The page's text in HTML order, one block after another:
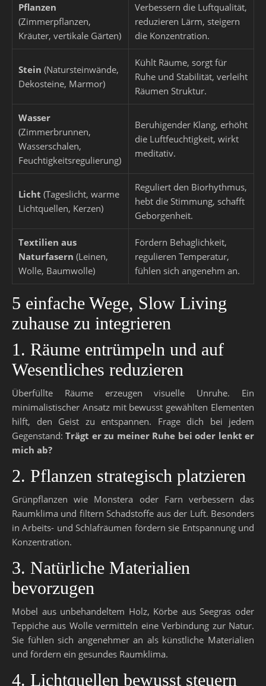
Pflanzen
(Zimmerpflanzen,
Kräuter, vertikale Gärten)
Verbessern die Luftqualität,
reduzieren Lärm, steigern
die Konzentration.
Stein (Natursteinwände,
Dekosteine, Marmor)
Kühlt Räume, sorgt für
Ruhe und Stabilität, verleiht
Räumen Struktur.
Wasser
(Zimmerbrunnen,
Wasserschalen,
Feuchtigkeitsregulierung)
Beruhigender Klang, erhöht
die Luftfeuchtigkeit, wirkt
meditativ.
Licht (Tageslicht, warme
Lichtquellen, Kerzen)
Reguliert den Biorhythmus,
hebt die Stimmung, schafft
Geborgenheit.
Textilien aus
Naturfasern (Leinen,
Wolle, Baumwolle)
Fördern Behaglichkeit,
regulieren Temperatur,
fühlen sich angenehm an.
5 einfache Wege, Slow Living
zuhause zu integrieren
1. Räume entrümpeln und auf
Wesentliches reduzieren
Überfüllte Räume erzeugen visuelle Unruhe. Ein
minimalistischer Ansatz mit bewusst gewählten Elementen
hilft, den Geist zu entspannen. Frage dich bei jedem
Gegenstand:Trägt er zu meiner Ruhe bei oder lenkt er
mich ab?
2. Pflanzen strategisch platzieren
Grünpflanzen wie Monstera oder Farn verbessern das
Raumklima und filtern Schadstoffe aus der Luft. Besonders
in Arbeits- und Schlafräumen fördern sie Entspannung und
Konzentration.
3. Natürliche Materialien
bevorzugen
Möbel aus unbehandeltem Holz, Körbe aus Seegras oder
Teppiche aus Wolle vermitteln eine Verbindung zur Natur.
Sie fühlen sich angenehmer an als künstliche Materialien
und fördern ein gesundes Raumklima.
4. Lichtquellen bewusst steuern